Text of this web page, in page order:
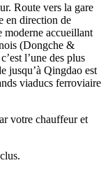
Route vers la gare
en direction de
moderne accueillant
(Dongche &
l’une des plus
jusqu’à Qingdao est
viaducs ferroviaire
votre chauffeur et